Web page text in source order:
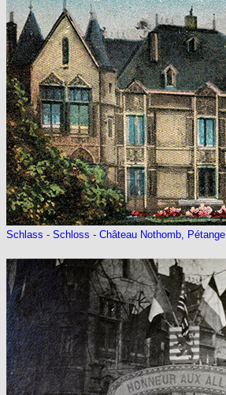
Schlass - Schloss - Château Nothomb, Pétange